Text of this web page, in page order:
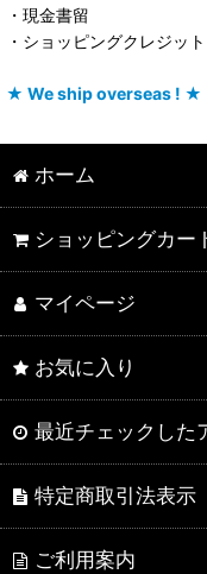
・現金書留
・ショッピングクレジット
★ We ship overseas ! ★
ホーム
ショッピングカー
マイページ
お気に入り
最近チェックした
特定商取引法表示
ご利用案内